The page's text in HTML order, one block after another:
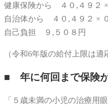
健康保険から ４０,４９２
自治体から ４０,４９２ ×
自己負担 ９,５０８円
（令和6年版の給付上限は
■ 年に何回まで保険
「５歳未満の小児の治療用